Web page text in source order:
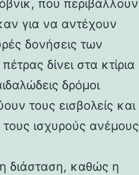
που περιβάλλουν
για να αντέχουν
δονήσεις των
δίνει στα κτίρια
δρόμοι
τους εισβολείς και
ισχυρούς ανέμους
διάσταση, καθώς η